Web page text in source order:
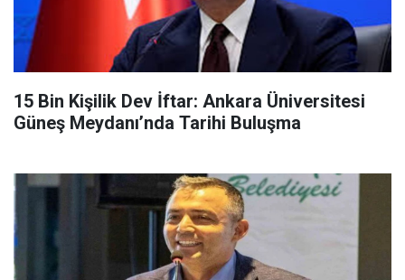
15 Bin Kişilik Dev İftar: Ankara Üniversitesi
Güneş Meydanı’nda Tarihi Buluşma